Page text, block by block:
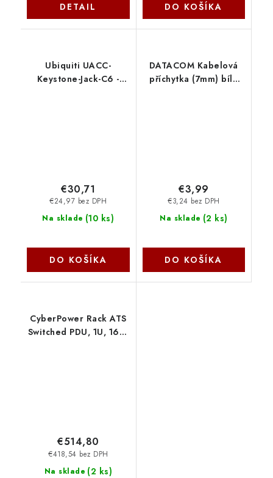
DETAIL DO KOŠÍKA
Ubiquiti UACC-
Keystone-Jack-C6 -
Na sklade (10 ks)
€24,97 bez DPH
€30,71
DO KOŠÍKA
DATACOM Kabelová
příchytka (7mm) bílá
Na sklade (2 ks)
€3,24 bez DPH
€3,99
DO KOŠÍKA
CyberPower Rack ATS
Switched PDU, 1U, 16A,
Na sklade (2 ks)
€418,54 bez DPH
€514,80